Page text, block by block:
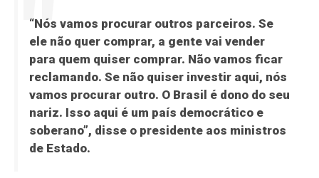
“Nós vamos procurar outros parceiros. Se
ele não quer comprar, a gente vai vender
para quem quiser comprar. Não vamos ficar
reclamando. Se não quiser investir aqui, nós
vamos procurar outro. O Brasil é dono do seu
nariz. Isso aqui é um país democrático e
soberano”, disse o presidente aos ministros
de Estado.